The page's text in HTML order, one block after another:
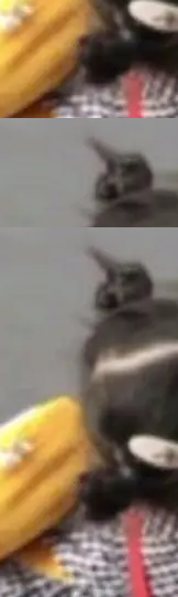
的
Q
一
块
编
模
V
）
V4-
力
准
一
：
归
-
柄
Ty
表
得
K3
我们
管理
我
理
码
能
让新
S
务